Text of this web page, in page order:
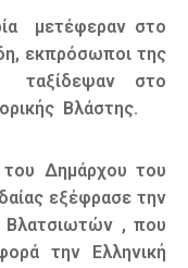
μετέφεραν στο
εκπρόσωποι της
ταξίδεψαν στο
Βλάστης.
Δημάρχου του
εξέφρασε την
Βλατσιωτών , που
την Ελληνική